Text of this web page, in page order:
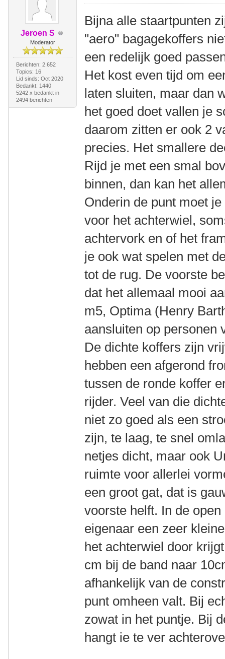
Jeroen S
Moderator
Berichten: 2.652
Topics: 16
Lid sinds: Oct 2020
Bedankt: 1440
5242 x bedankt in
2494 berichten
Bijna alle staartpunten
"aero" bagagekoffers
een redelijk goed
Het kost even tijd om
laten sluiten, maar dan
het goed doet vallen je
daarom zitten er ook 2
precies. Het smallere
Rijd je met een smal
binnen, dan kan het
Onderin de punt moet
voor het achterwiel,
achtervork en of het
je ook wat spelen met
tot de rug. De voorste
dat het allemaal mooi
m5, Optima (Henry
aansluiten op personen
De dichte koffers zijn
hebben een afgerond
tussen de ronde koffer
rijder. Veel van die
niet zo goed als een
zijn, te laag, te snel
netjes dicht, maar ook
ruimte voor allerlei
een groot gat, dat is
voorste helft. In de
eigenaar een zeer
het achterwiel door
cm bij de band naar
afhankelijk van de
punt omheen valt. Bij
zowat in het puntje. Bij
hangt ie te ver